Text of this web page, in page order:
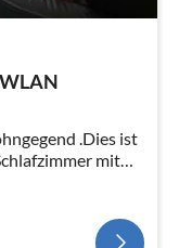
mit
direkt am